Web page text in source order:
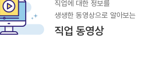
직업에 대한 정보를
생생한 동영상으로 알아보는
직업 동영상